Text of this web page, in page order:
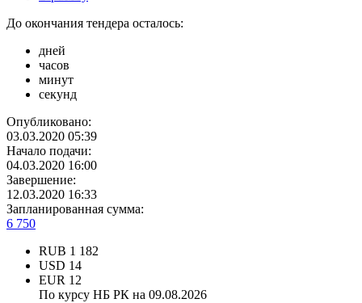
До окончания тендера осталось:
дней
часов
минут
секунд
Опубликовано:
03.03.2020 05:39
Начало подачи:
04.03.2020 16:00
Завершение:
12.03.2020 16:33
Запланированная сумма:
6 750
RUB 1 182
USD 14
EUR 12
По курсу НБ РК на 09.08.2026